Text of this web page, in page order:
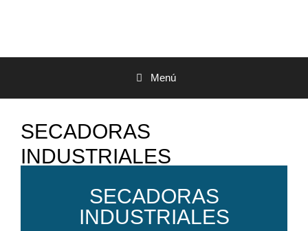
Menú
SECADORAS
INDUSTRIALES
SECADORAS
INDUSTRIALES